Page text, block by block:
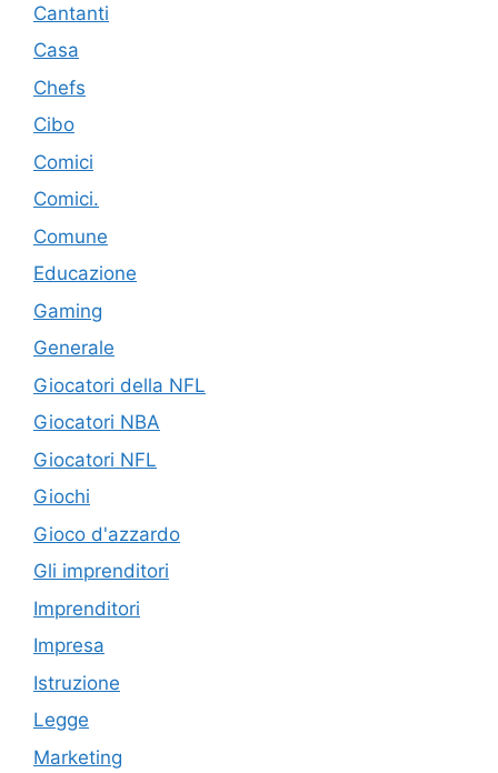
Cantanti
Casa
Chefs
Cibo
Comici
Comici.
Comune
Educazione
Gaming
Generale
Giocatori della NFL
Giocatori NBA
Giocatori NFL
Giochi
Gioco d'azzardo
Gli imprenditori
Imprenditori
Impresa
Istruzione
Legge
Marketing